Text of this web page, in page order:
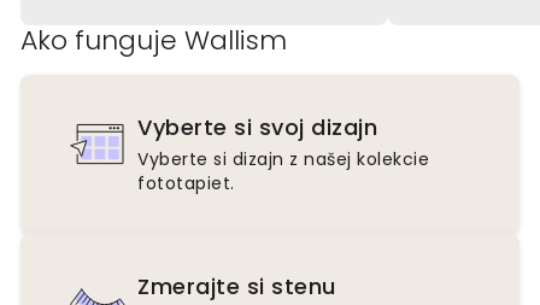
Ako funguje Wallism
Vyberte si svoj dizajn
Vyberte si dizajn z našej kolekcie
fototapiet.
Zmerajte si stenu